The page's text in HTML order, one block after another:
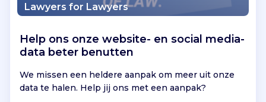
Lawyers for Lawyers
Help ons onze website- en social media-
data beter benutten
We missen een heldere aanpak om meer uit onze
data te halen. Help jij ons met een aanpak?